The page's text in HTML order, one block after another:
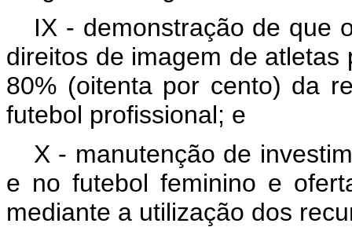
IX - demonstração de que
direitos de imagem de
80% (oitenta por cento) da
futebol profissional; e
X - manutenção de
e no futebol feminino e
mediante a utilização dos